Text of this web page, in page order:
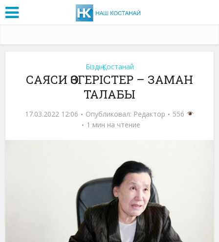
Біздің Қостанай
САЯСИ ӨЗГЕРІСТЕР – ЗАМАН
ТАЛАБЫ
17.03.2022 12:06 Опубликовал: Редактор
556
1 мин на чтение